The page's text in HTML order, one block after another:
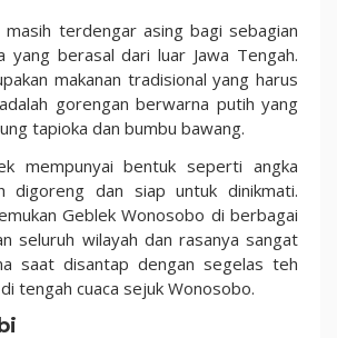
masih terdengar asing bagi sebagian
yang berasal dari luar Jawa Tengah.
makanan tradisional yang harus
gorengan berwarna putih yang
tapioka dan bumbu bawang.
mempunyai bentuk seperti angka
digoreng dan siap untuk dinikmati.
Geblek Wonosobo di berbagai
seluruh wilayah dan rasanya sangat
saat disantap dengan segelas teh
tengah cuaca sejuk Wonosobo.